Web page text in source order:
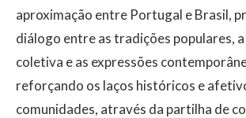
aproximação entre Portugal e Brasil,
diálogo entre as tradições populares,
coletiva e as expressões
reforçando os laços históricos e
comunidades, através da partilha de